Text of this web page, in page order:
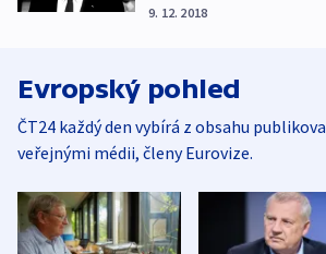
9. 12. 2018
Evropský pohled
ČT24 každý den vybírá z obsahu
veřejnými médii, členy Eurovize.